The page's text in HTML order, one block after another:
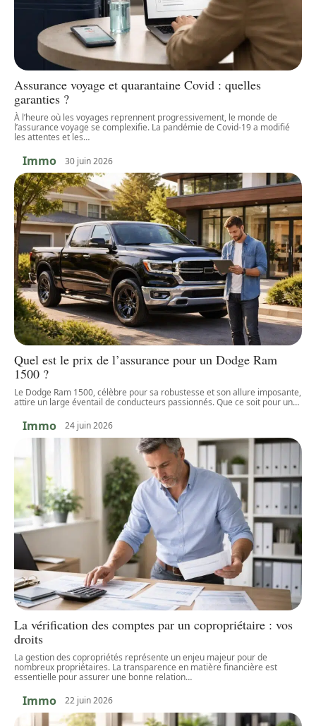
Assurance voyage et quarantaine Covid : quelles
garanties ?
À l’heure où les voyages reprennent progressivement, le monde de
l’assurance voyage se complexifie. La pandémie de Covid-19 a modifié
les attentes et les…
Immo 30 juin 2026
Quel est le prix de l’assurance pour un Dodge Ram
1500 ?
Le Dodge Ram 1500, célèbre pour sa robustesse et son allure imposante,
attire un large éventail de conducteurs passionnés. Que ce soit pour un…
Immo 24 juin 2026
La vérification des comptes par un copropriétaire : vos
droits
La gestion des copropriétés représente un enjeu majeur pour de
nombreux propriétaires. La transparence en matière financière est
essentielle pour assurer une bonne relation…
Immo 22 juin 2026